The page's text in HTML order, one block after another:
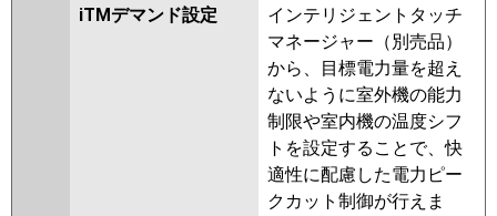
iTMデマンド設定
インテリジェントタッチ
マネージャー（別売品）
から、目標電力量を超え
ないように室外機の能力
制限や室内機の温度シフ
トを設定することで、快
適性に配慮した電力ピー
クカット制御が行えま